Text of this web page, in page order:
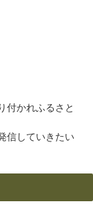
付かれふるさと
信していきたい